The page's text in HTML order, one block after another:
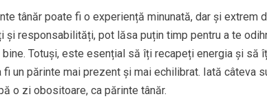
tânăr poate fi o experiență minunată, dar și extrem
și responsabilități, pot lăsa puțin timp pentru a te
Totuși, este esențial să îți recapeți energia și să
fi un părinte mai prezent și mai echilibrat. Iată câteva
o zi obositoare, ca părinte tânăr.